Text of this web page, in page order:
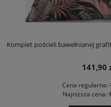
Komplet pościeli bawełnianej
141,90
Cena regularna:
Najniższa cena: